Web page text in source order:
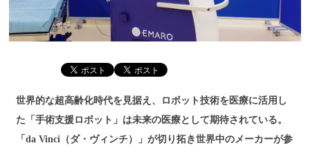
世界的な超高齢化時代を見据え、ロボット技術を医療に活用し
た「手術支援ロボット」は未来の医療として期待されている。
「da Vinci（ダ・ヴィンチ）」が切り拓き世界中のメーカーが参